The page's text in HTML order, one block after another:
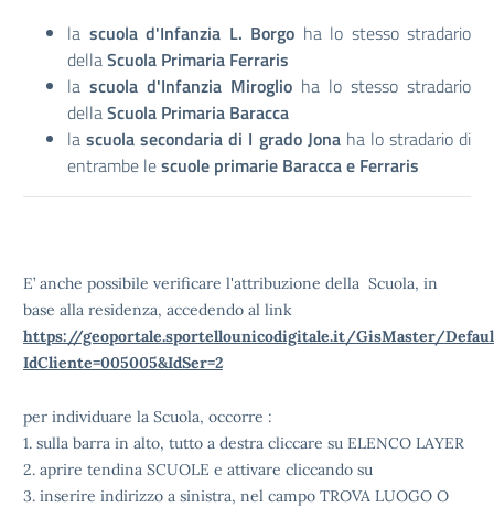
la scuola d'Infanzia L. Borgo ha lo stesso stradario
dellaScuola Primaria Ferraris
la scuola d'Infanzia Miroglio ha lo stesso stradario
dellaScuola Primaria Baracca
lascuola secondaria di I grado Jonaha lo stradario di
entrambe lescuole primarie Baracca e Ferraris
E’ anche possibile verificare l'attribuzione della Scuola, in
base alla residenza, accedendo al link
https://geoportale.sportellounicodigitale.it/GisMaster/
IdCliente=005005&IdSer=2
per individuare la Scuola, occorre :
1. sulla barra in alto, tutto a destra cliccare su ELENCO LAYER
2. aprire tendina SCUOLE e attivare cliccando su
3. inserire indirizzo a sinistra, nel campo TROVA LUOGO O